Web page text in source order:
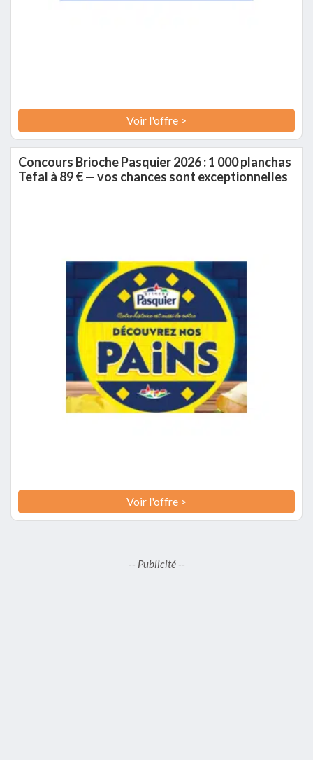
Voir l'offre >
Concours Brioche Pasquier 2026 : 1 000 planchas
Tefal à 89 € — vos chances sont exceptionnelles
Voir l'offre >
-- Publicité --